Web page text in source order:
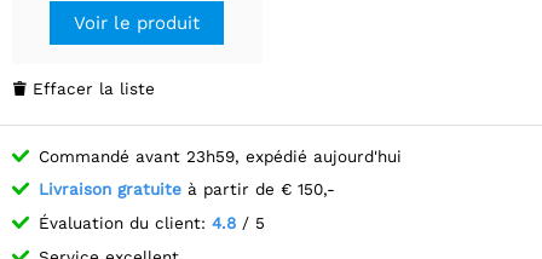
Communication SPI
Voir le produit
 Effacer la liste
Commandé avant 23h59, expédié aujourd'hui
Livraison gratuite à partir de € 150,-
Évaluation du client: 4.8 / 5